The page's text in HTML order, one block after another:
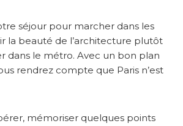
séjour pour marcher dans les
la beauté de l’architecture plutôt
dans le métro. Avec un bon plan
rendrez compte que Paris n’est
mémoriser quelques points